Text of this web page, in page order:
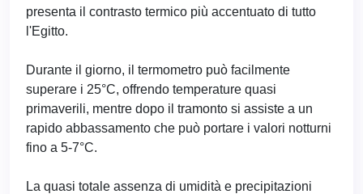
presenta il contrasto termico più accentuato di tutto
l'Egitto.
Durante il giorno, il termometro può facilmente
superare i 25°C, offrendo temperature quasi
primaverili, mentre dopo il tramonto si assiste a un
rapido abbassamento che può portare i valori notturni
fino a 5-7°C.
La quasi totale assenza di umidità e precipitazioni